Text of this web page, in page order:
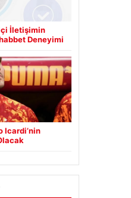
İletişimin
Deneyimi
Icardi’nin